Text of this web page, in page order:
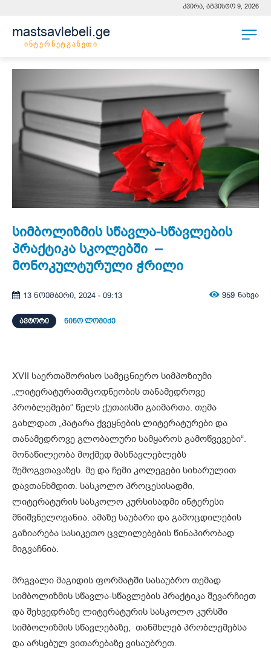
კვირა, აგვისტო 9, 2026
mastsavlebeli.ge
ინტერნეტგაზეთი
სიმბოლიზმის სწავლა-სწავლების
პრაქტიკა სკოლებში –
მონოკულტურული ჭრილი
13 ნოემბერი, 2024 - 09:13 959 ნახვა
ᲐᲕᲢᲝᲠᲘ ნინო ლომიძე
XVII საერთაშორისო სამეცნიერო სიმპოზიუმი
„ლიტერატურათმცოდნეობის თანამედროვე
პრობლემები“ წელს ქუთაისში გაიმართა. თემა
გახლდათ „პატარა ქვეყნების ლიტერატურები და
თანამედროვე გლობალური სამყაროს გამოწვევები“.
მონაწილეობა მოქმედ მასწავლებლებს
შემოგვთავაზეს. მე და ჩემი კოლეგები სიხარულით
დავთანხმდით. სასკოლო პროცესისადმი,
ლიტერატურის სასკოლო კურსისადმი ინტერესი
მნიშვნელოვანია. ამაზე საუბარი და გამოცდილების
გაზიარება სასიკეთო ცვლილებების წინაპირობად
მიგვაჩნია.
მრგვალი მაგიდის ფორმატში სასაუბრო თემად
სიმბოლიზმის სწავლა-სწავლების პრაქტიკა შევარჩიეთ
და შეხვედრაზე ლიტერატურის სასკოლო კურსში
სიმბოლიზმის სწავლებაზე, თანმხლებ პრობლემებსა
და არსებულ ვითარებაზე ვისაუბრეთ.